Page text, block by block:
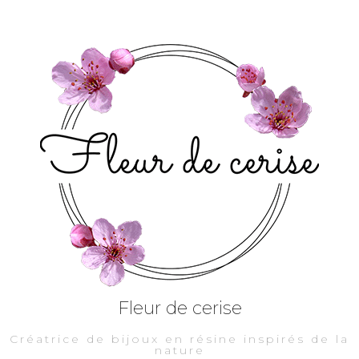
Fleur de cerise
Créatrice de bijoux en résine inspirés de la
nature